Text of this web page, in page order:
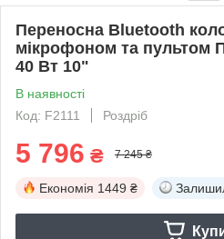
Переносна Bluetooth
мікрофоном та пультом
40 Вт 10"
В наявності
Код: F2111
Роздріб
5 796 ₴ 7 245 ₴
Економія 1449 ₴